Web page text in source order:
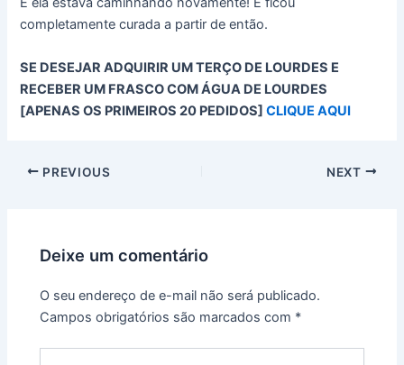
completamente curada a partir de então.
SE DESEJAR ADQUIRIR UM TERÇO DE LOURDES E
RECEBER UM FRASCO COM ÁGUA DE LOURDES
[APENAS OS PRIMEIROS 20 PEDIDOS]CLIQUE AQUI
PREVIOUS NEXT
Deixe um comentário
O seu endereço de e-mail não será publicado.
Campos obrigatórios são marcados com *